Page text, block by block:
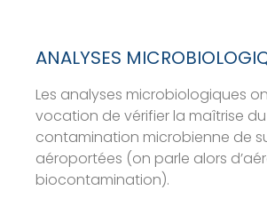
ANALYSES
Les analyses microbiologiques
vocation de vérifier la maîtrise
contamination microbienne de
aéroportées (on parle alors
biocontamination).